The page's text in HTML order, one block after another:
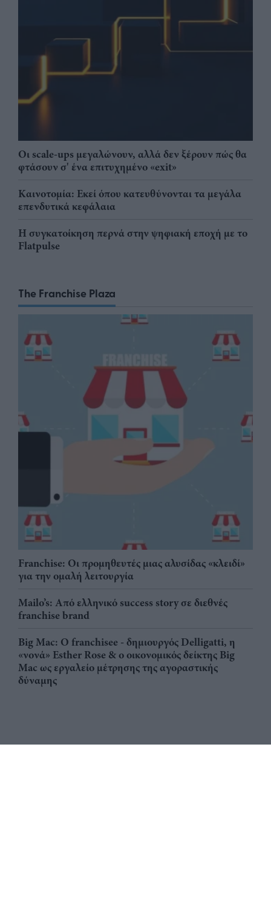
Οι scale-ups μεγαλώνουν, αλλά δεν ξέρουν πώς θα
φτάσουν σ' ένα επιτυχημένο «exit»
Καινοτομία: Εκεί όπου κατευθύνονται τα μεγάλα
επενδυτικά κεφάλαια
Η συγκατοίκηση περνά στην ψηφιακή εποχή με το
Flatpulse
The Franchise Plaza
Franchise: Οι προμηθευτές μιας αλυσίδας «κλειδί»
για την ομαλή λειτουργία
Mailo’s: Από ελληνικό success story σε διεθνές
franchise brand
Big Mac: Ο franchisee - δημιουργός Delligatti, η
«νονά» Esther Rose & ο οικονομικός δείκτης Big
Mac ως εργαλείο μέτρησης της αγοραστικής
δύναμης